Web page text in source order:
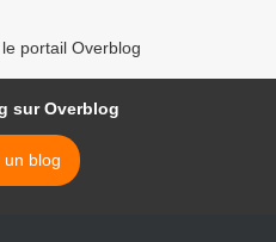
portail Overblog
sur Overblog
un blog